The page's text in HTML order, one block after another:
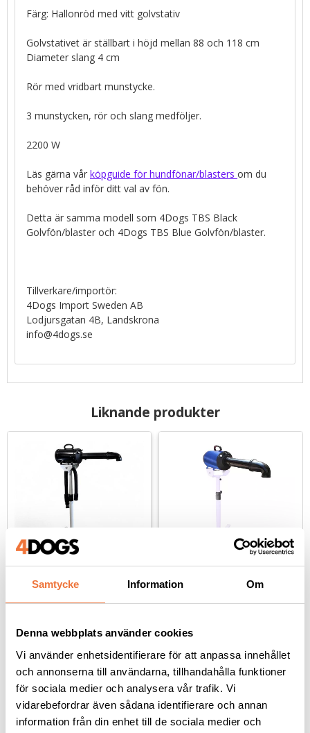
Samtycke Information Om
Denna webbplats använder cookies
Vi använder enhetsidentifierare för att anpassa innehållet
och annonserna till användarna, tillhandahålla funktioner
för sociala medier och analysera vår trafik. Vi
vidarebefordrar även sådana identifierare och annan
information från din enhet till de sociala medier och
Färg: Hallonröd med vitt golvstativ
Golvstativet är ställbart i höjd mellan 88 och 118 cm
Diameter slang 4 cm
Rör med vridbart munstycke.
3 munstycken, rör och slang medföljer.
2200 W
Läs gärna vår köpguide för hundfönar/blasters om du
behöver råd inför ditt val av fön.
Detta är samma modell som 4Dogs TBS Black
Golvfön/blaster och 4Dogs TBS Blue Golvfön/blaster.
Tillverkare/importör:
4Dogs Import Sweden AB
Lodjursgatan 4B, Landskrona
info@4dogs.se
Liknande produkter
4Dogs TBS Black
Golvfön/blaster - slang
4Dogs TBS
Golvfön/blaster